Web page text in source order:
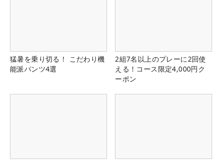
猛暑を乗り切る！ こだわり機
能派パンツ4選
2組7名以上のプレーに2回使
える！コース限定4,000円ク
ーポン